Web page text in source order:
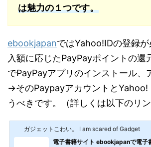
は魅力の１つです。
ebookjapanではYahoo!IDの登録
入額に応じたPayPayポイントの還
でPayPayアプリのインストール、
→そのPaypayアカウントとYahoo!
うべきです。（詳しくは以下のリン
ガジェットこわい。 I am scared of Gadget
電子書籍サイト ebookjapanで電子